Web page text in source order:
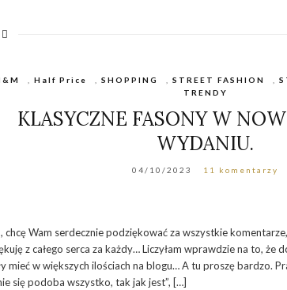
Half Price SHOPPING STREET FASHION
TRENDY
KLASYCZNE FASONY W
WYDANIU.
04/10/2023 11 komentarzy
chcę Wam serdecznie podziękować za wszystkie
z całego serca za każdy… Liczyłam wprawdzie na to, że
mieć w większych ilościach na blogu… A tu proszę bardzo.
się podoba wszystko, tak jak jest”, […]